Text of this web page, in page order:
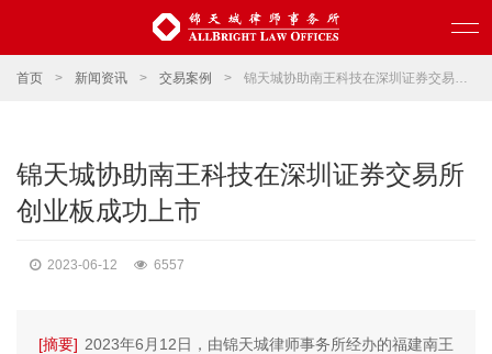
首页 > 新闻资讯 > 交易案例 > 锦天城协助南王科技在深圳证券交易所创业板成功上市
锦天城协助南王科技在深圳证券交易所
创业板成功上市
2023-06-12 6557
[摘要] 2023年6月12日，由锦天城律师事务所经办的福建南王